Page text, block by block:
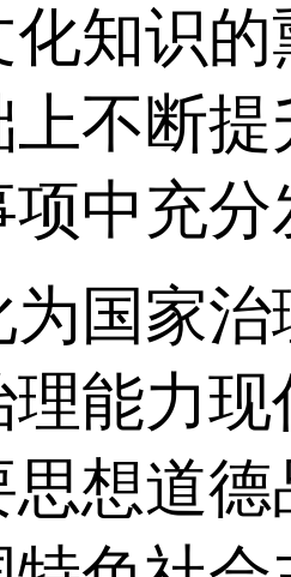
化知识
不断
中充
家治
能力
思想道